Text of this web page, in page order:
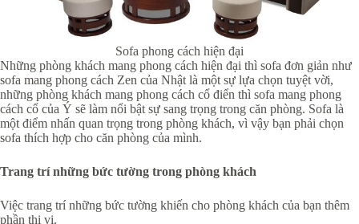
Sofa phong cách hiện đại
Những phòng khách mang phong cách hiện đại thì sofa đơn giản như
sofa mang phong cách Zen của Nhật là một sự lựa chọn tuyệt vời,
những phòng khách mang phong cách cổ điển thì sofa mang phong
cách cổ của Ý sẽ làm nổi bật sự sang trọng trong căn phòng. Sofa là
một điểm nhấn quan trọng trong phòng khách, vì vậy bạn phải chọn
sofa thích hợp cho căn phòng của mình.
Trang trí những bức tường trong phòng khách
Việc trang trí những bức tường khiến cho phòng khách của bạn thêm
phần thi vị.